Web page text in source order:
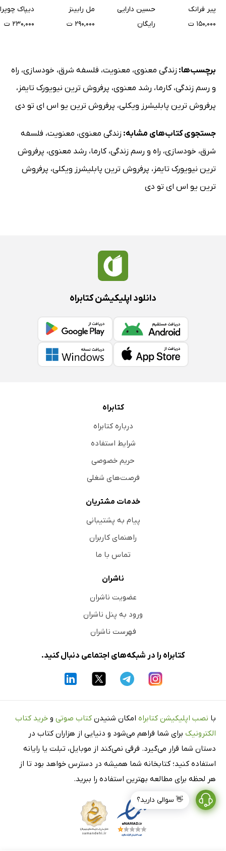
پیر فرانک
۱۵۰,۰۰۰ ت
حسین دارایی
رایگان
مل رابینز
۲۹۰,۰۰۰ ت
دیپاک چوپرا
۲۳۰,۰۰۰ ت
برچسب‌ها: زندگی معنوی، معنویت، فلسفه شرق، خودسازی، راه
و رسم زندگی،کارما، رشد معنوی، پرفروش ترین نیویورک تایمز ،
پرفروش ترین پابلیشرز ویکلی، پرفروش ترین یو اس ای تو دی
جستجوی کتاب‌های مشابه: زندگی معنوی، معنویت، فلسفه
شرق، خودسازی، راه و رسم زندگی،کارما، رشد معنوی، پرفروش
ترین نیویورک تایمز ، پرفروش ترین پابلیشرز ویکلی، پرفروش
ترین یو اس ای تو دی
👋 سوالی دارید؟
دانلود اپلیکیشن کتابراه
کتابراه
درباره کتابراه
شرایط استفاده
حریم خصوصی
فرصت‌های شغلی
خدمات مشتریان
پیام به پشتیبانی
راهنمای کاربران
تماس با ما
ناشران
عضویت ناشران
ورود به پنل ناشران
فهرست ناشران
کتابراه را در شبکه‌های اجتماعی دنبال کنید.
با نصب اپلیکیشن کتابراه امکان شنیدن کتاب صوتی و خرید کتاب
الکترونیک برای شما فراهم می‌شود و دنیایی از هزاران کتاب در
دستان شما قرار می‌گیرد. فرقی نمی‌کند از موبایل، تبلت یا رایانه
استفاده کنید؛ کتابخانه شما همیشه در دسترس خواهد بود تا از
هر لحظه برای مطالعه بهترین استفاده را ببرید.